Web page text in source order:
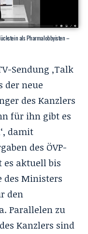
als Pharmalobbyisten –
Sendung ‚Talk
der neue
des Kanzlers
für ihn gibt es
damit
des ÖVP-
es aktuell bis
des Ministers
den
Parallelen zu
Kanzlers sind